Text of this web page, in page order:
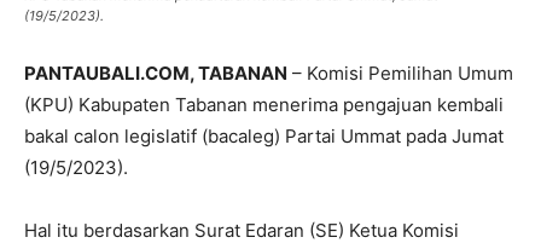
(19/5/2023).
PANTAUBALI.COM, TABANAN – Komisi Pemilihan Umum
(KPU) Kabupaten Tabanan menerima pengajuan kembali
bakal calon legislatif (bacaleg) Partai Ummat pada Jumat
(19/5/2023).
Hal itu berdasarkan Surat Edaran (SE) Ketua Komisi